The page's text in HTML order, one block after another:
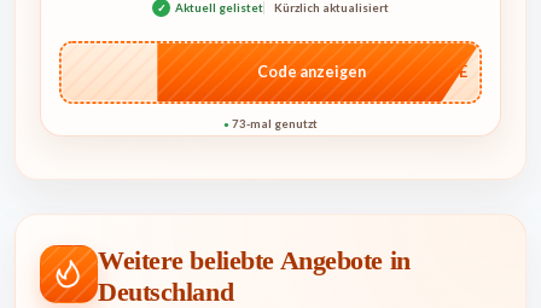
✓ Aktuell gelistet Kürzlich aktualisiert
…CASE
Code anzeigen
● 73-mal genutzt
Weitere beliebte Angebote in
Deutschland